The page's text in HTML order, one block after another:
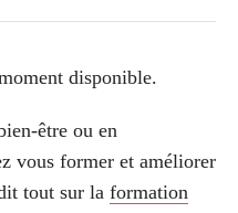
disponible.
être ou en
vous former et améliorer
tout sur la formation